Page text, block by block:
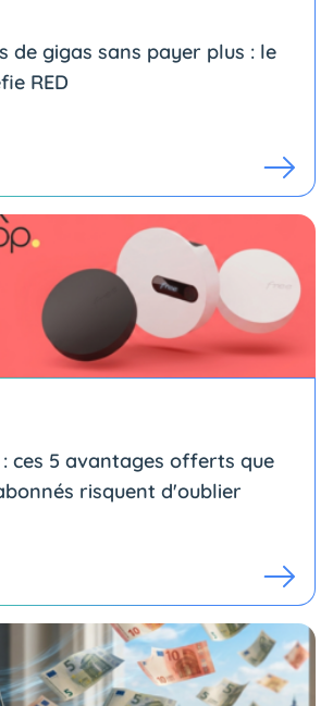
de gigas sans payer plus : le
RED
: ces 5 avantages offerts que
risquent d'oublier